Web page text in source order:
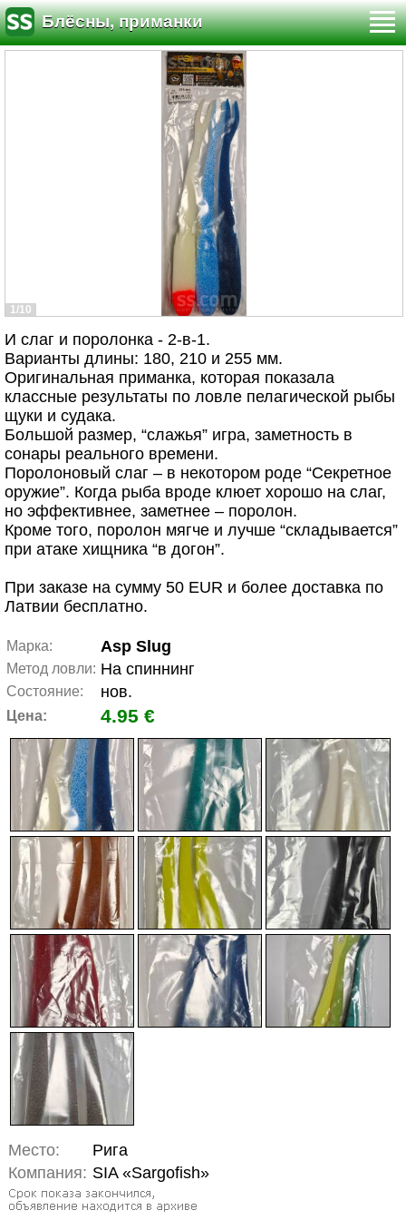
Блёсны, приманки
1/10
И слаг и поролонка - 2-в-1.
Варианты длины: 180, 210 и 255 мм.
Оригинальная приманка, которая показала
классные результаты по ловле пелагической рыбы
щуки и судака.
Большой размер, “слажья” игра, заметность в
сонары реального времени.
Поролоновый слаг – в некотором роде “Секретное
оружие”. Когда рыба вроде клюет хорошо на слаг,
но эффективнее, заметнее – поролон.
Кроме того, поролон мягче и лучше “складывается”
при атаке хищника “в догон”.
При заказе на сумму 50 EUR и более доставка по
Латвии бесплатно.
Марка: Asp Slug
Метод ловли: На спиннинг
Состояние: нов.
Цена: 4.95 €
Место:
Рига
Компания: SIA «Sargofish»